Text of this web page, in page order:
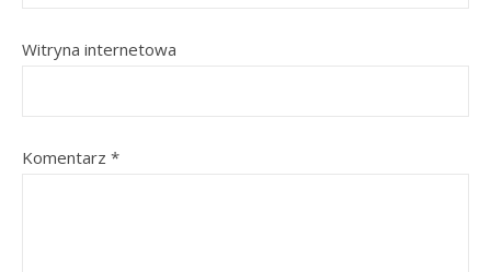
Witryna internetowa
Komentarz *